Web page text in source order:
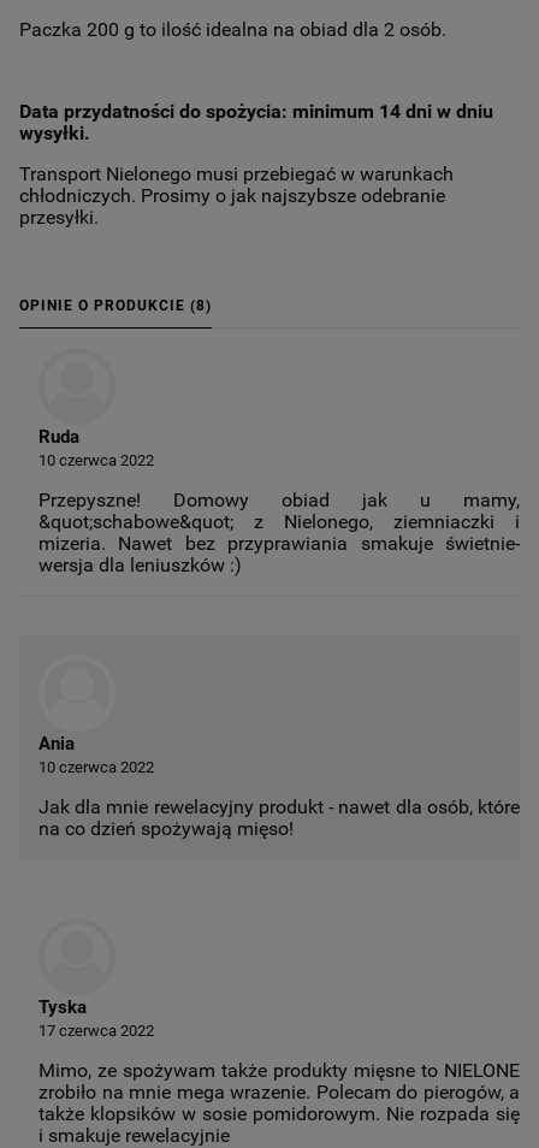
Paczka 200 g to ilość idealna na obiad dla 2 osób.
Data przydatności do spożycia: minimum 14 dni w dniu
wysyłki.
Transport Nielonego musi przebiegać w warunkach
chłodniczych. Prosimy o jak najszybsze odebranie
przesyłki.
OPINIE O PRODUKCIE (8)
Ruda
10 czerwca 2022
Przepyszne! Domowy obiad jak u mamy,
&quot;schabowe&quot; z Nielonego, ziemniaczki i
mizeria. Nawet bez przyprawiania smakuje świetnie-
wersja dla leniuszków :)
Ania
10 czerwca 2022
Jak dla mnie rewelacyjny produkt - nawet dla osób, które
na co dzień spożywają mięso!
Tyska
17 czerwca 2022
Mimo, ze spożywam także produkty mięsne to NIELONE
zrobiło na mnie mega wrazenie. Polecam do pierogów, a
także klopsików w sosie pomidorowym. Nie rozpada się
i smakuje rewelacyjnie